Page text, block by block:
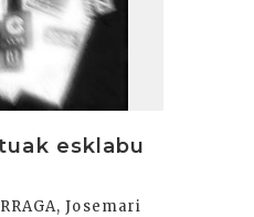
esklabu
Josemari